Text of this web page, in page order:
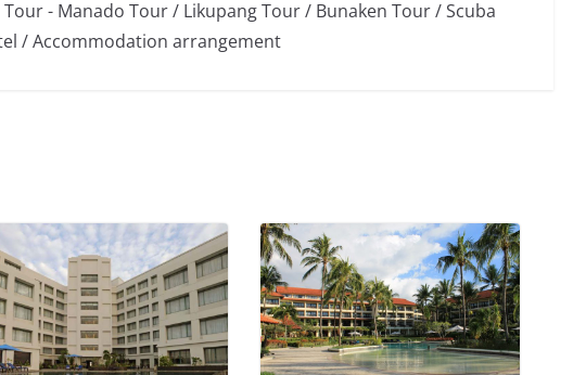
- Manado Tour / Likupang Tour / Bunaken Tour / Scuba
/ Accommodation arrangement